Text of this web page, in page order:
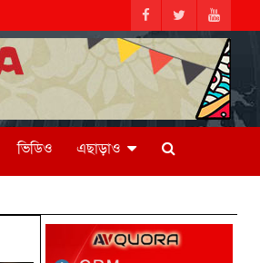
ভিডিও এছাড়াও